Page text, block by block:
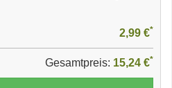
2,99 €*
Gesamtpreis: 15,24 €*